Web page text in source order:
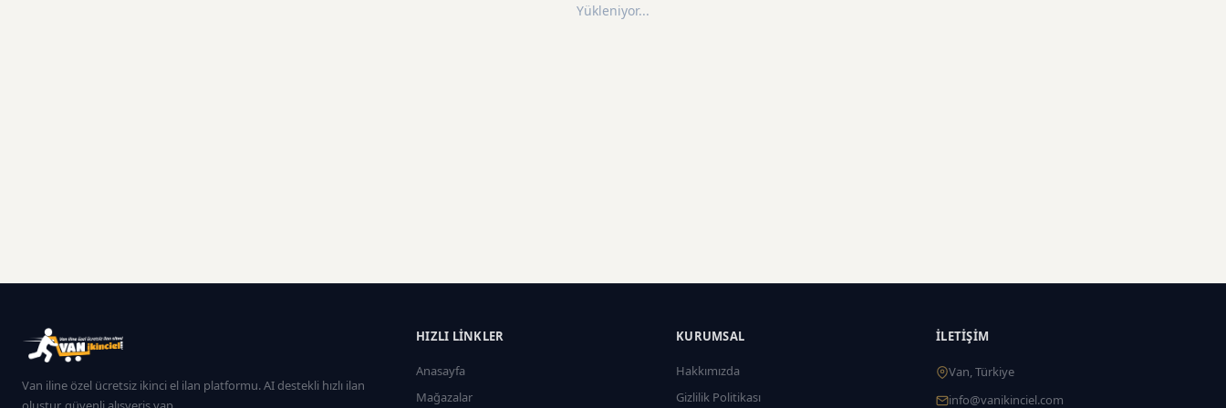
Yükleniyor...
Van iline özel ücretsiz ikinci el ilan platformu. AI destekli hızlı ilan
HIZLI LINKLER
Anasayfa
Mağazalar
KURUMSAL
Hakkımızda
Gizlilik Politikası
İLETIŞIM
Van, Türkiye
info@vanikinciel.com